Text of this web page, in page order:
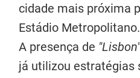
cidade mais próxima
Estádio Metropolitano.
A presença de
já utilizou estratégias